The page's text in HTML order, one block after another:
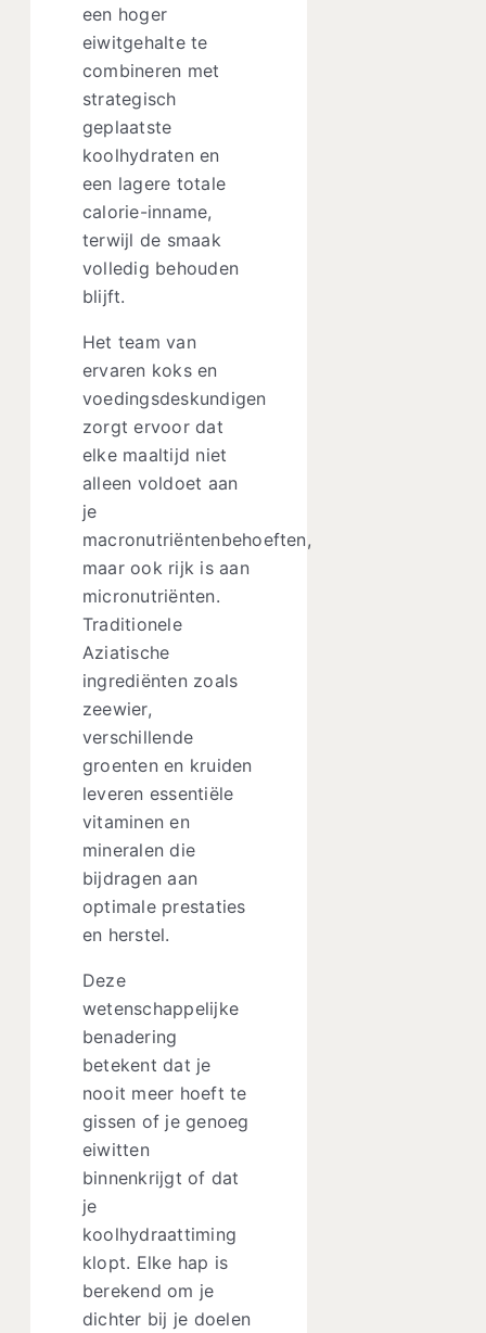
een hoger
eiwitgehalte te
combineren met
strategisch
geplaatste
koolhydraten en
een lagere totale
calorie-inname,
terwijl de smaak
volledig behouden
blijft.
Het team van
ervaren koks en
voedingsdeskundigen
zorgt ervoor dat
elke maaltijd niet
alleen voldoet aan
je
macronutriëntenbehoeften,
maar ook rijk is aan
micronutriënten.
Traditionele
Aziatische
ingrediënten zoals
zeewier,
verschillende
groenten en kruiden
leveren essentiële
vitaminen en
mineralen die
bijdragen aan
optimale prestaties
en herstel.
Deze
wetenschappelijke
benadering
betekent dat je
nooit meer hoeft te
gissen of je genoeg
eiwitten
binnenkrijgt of dat
je
koolhydraattiming
klopt. Elke hap is
berekend om je
dichter bij je doelen